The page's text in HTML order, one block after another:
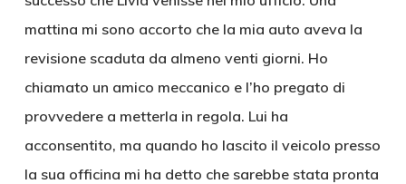
mattina mi sono accorto che la mia auto aveva la
revisione scaduta da almeno venti giorni. Ho
chiamato un amico meccanico e l’ho pregato di
provvedere a metterla in regola. Lui ha
acconsentito, ma quando ho lascito il veicolo presso
la sua officina mi ha detto che sarebbe stata pronta